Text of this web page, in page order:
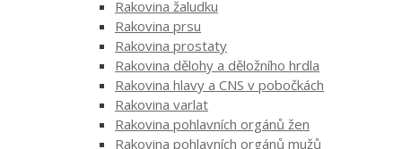
Rakovina žaludku
Rakovina prsu
Rakovina prostaty
Rakovina dělohy a děložního hrdla
Rakovina hlavy a CNS v pobočkách
Rakovina varlat
Rakovina pohlavních orgánů žen
Rakovina pohlavních orgánů mužů